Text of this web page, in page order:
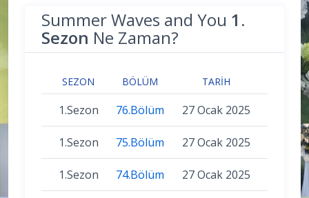
Summer Waves and You 1.
Sezon Ne Zaman?
SEZON BÖLÜM TARIH
1.Sezon 76.Bölüm 27 Ocak 2025
1.Sezon 75.Bölüm 27 Ocak 2025
1.Sezon 74.Bölüm 27 Ocak 2025